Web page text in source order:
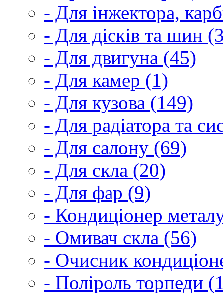
- Для інжектора,
- Для дісків та шин
- Для двигуна (45)
- Для камер (1)
- Для кузова (149)
- Для радіатора та
- Для салону (69)
- Для скла (20)
- Для фар (9)
- Кондиціонер
- Омивач скла (56)
- Очисник
- Поліроль торпеди